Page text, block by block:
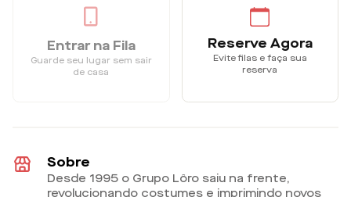
Entrar na Fila
Guarde seu lugar sem sair
de casa
Reserve Agora
Evite filas e faça sua
reserva
Sobre
Desde 1995 o Grupo Lôro saiu na frente,
revolucionando costumes e imprimindo novos